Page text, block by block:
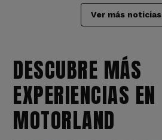
Ver más noticias
DESCUBRE MÁS
EXPERIENCIAS EN
MOTORLAND